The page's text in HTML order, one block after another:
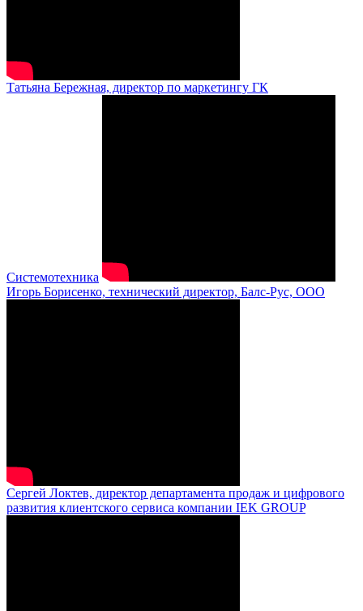
Татьяна Бережная, директор по маркетингу ГК
Системотехника
Игорь Борисенко, технический директор, Балс-Рус, ООО
Сергей Локтев, директор департамента продаж и цифрового
развития клиентского сервиса компании IEK GROUP